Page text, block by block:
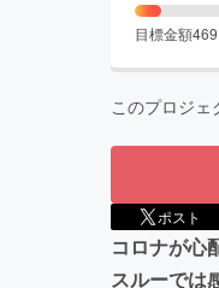
目標金額
このプロジェ
ポスト
コロナが心
スルーでは